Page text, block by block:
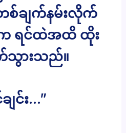
စ်ချက်နမ်းလိုက်
က ရင်ထဲအထိ ထိုး
သွားသည်။
ျင်း…”